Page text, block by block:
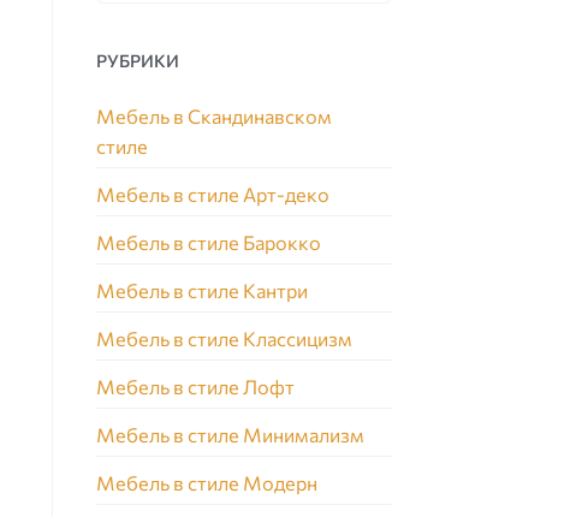
РУБРИКИ
Мебель в Скандинавском
стиле
Мебель в стиле Арт-деко
Мебель в стиле Барокко
Мебель в стиле Кантри
Мебель в стиле Классицизм
Мебель в стиле Лофт
Мебель в стиле Минимализм
Мебель в стиле Модерн